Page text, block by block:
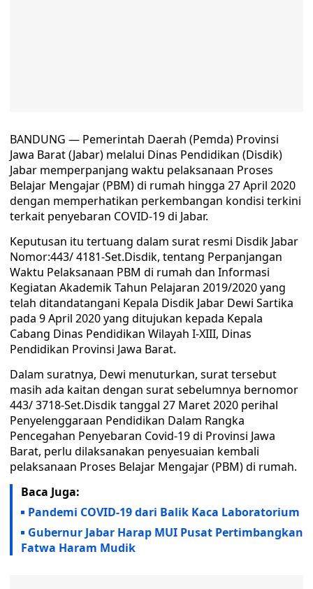
BANDUNG — Pemerintah Daerah (Pemda) Provinsi
Jawa Barat (Jabar) melalui Dinas Pendidikan (Disdik)
Jabar memperpanjang waktu pelaksanaan Proses
Belajar Mengajar (PBM) di rumah hingga 27 April 2020
dengan memperhatikan perkembangan kondisi terkini
terkait penyebaran COVID-19 di Jabar.
Keputusan itu tertuang dalam surat resmi Disdik Jabar
Nomor:443/ 4181-Set.Disdik, tentang Perpanjangan
Waktu Pelaksanaan PBM di rumah dan Informasi
Kegiatan Akademik Tahun Pelajaran 2019/2020 yang
telah ditandatangani Kepala Disdik Jabar Dewi Sartika
pada 9 April 2020 yang ditujukan kepada Kepala
Cabang Dinas Pendidikan Wilayah I-XIII, Dinas
Pendidikan Provinsi Jawa Barat.
Dalam suratnya, Dewi menuturkan, surat tersebut
masih ada kaitan dengan surat sebelumnya bernomor
443/ 3718-Set.Disdik tanggal 27 Maret 2020 perihal
Penyelenggaraan Pendidikan Dalam Rangka
Pencegahan Penyebaran Covid-19 di Provinsi Jawa
Barat, perlu dilaksanakan penyesuaian kembali
pelaksanaan Proses Belajar Mengajar (PBM) di rumah.
Baca Juga:
Pandemi COVID-19 dari Balik Kaca Laboratorium
Gubernur Jabar Harap MUI Pusat Pertimbangkan
Fatwa Haram Mudik